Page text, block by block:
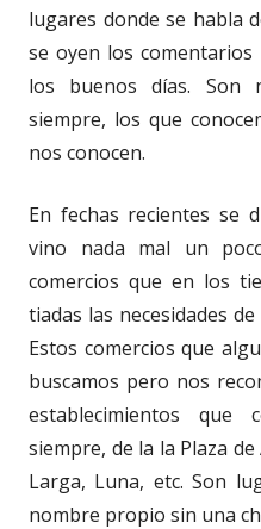
lugares donde se habla
se oyen los
los buenos días. Son
siempre, los que
nos conocen.
En fechas recientes se
vino nada mal un
comercios que en los
tiadas las necesidades
Estos comercios que
buscamos pero nos
establecimientos que
siempre, de la la Plaza
Larga, Luna, etc. Son
nombre propio sin una